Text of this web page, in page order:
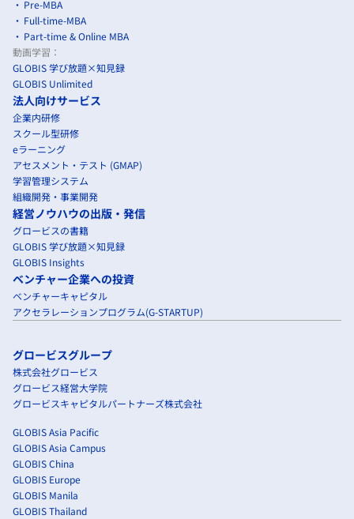
Pre-MBA
Full-time-MBA
Part-time & Online MBA
動画学習：
GLOBIS 学び放題×知見録
GLOBIS Unlimited
法人向けサービス
企業内研修
スクール型研修
eラーニング
アセスメント・テスト (GMAP)
学習管理システム
組織開発・事業開発
経営ノウハウの出版・発信
グロービスの書籍
GLOBIS 学び放題×知見録
GLOBIS Insights
ベンチャー企業への投資
ベンチャーキャピタル
アクセラレーションプログラム(G-STARTUP)
グロービスグループ
株式会社グロービス
グロービス経営大学院
グロービスキャピタルパートナーズ株式会社
GLOBIS Asia Pacific
GLOBIS Asia Campus
GLOBIS China
GLOBIS Europe
GLOBIS Manila
GLOBIS Thailand